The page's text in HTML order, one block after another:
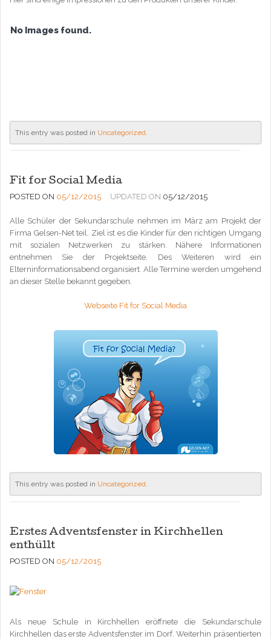
No Images found.
This entry was posted in Uncategorized.
Fit for Social Media
POSTED ON 05/12/2015 UPDATED ON 05/12/2015
Alle Schüler der Sekundarschule nehmen im März am Projekt der
Firma Gelsen-Net teil. Ziel ist es die Kinder für den richtigen Umgang
mit sozialen Netzwerken zu stärken. Nähere Informationen
entnehmen Sie der Projektseite. Des Weiteren wird ein
Elterninformationsabend organisiert. Alle Termine werden umgehend
an dieser Stelle bekannt gegeben.
Webseite Fit for Social Media
This entry was posted in Uncategorized.
Erstes Adventsfenster in Kirchhellen
enthüllt
POSTED ON 05/12/2015
Als neue Schule in Kirchhellen eröffnete die Sekundarschule
Kirchhellen das erste Adventsfenster im Dorf. Weiterhin präsentierten